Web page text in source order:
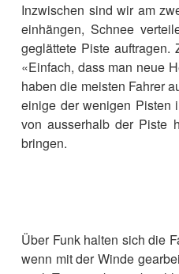
Inzwischen sind wir am
einhängen, Schnee
geglättete Piste
«Einfach, dass man neue
haben die meisten Fahrer
einige der wenigen Pisten
von ausserhalb der Piste
bringen.
Über Funk halten sich die
wenn mit der Winde